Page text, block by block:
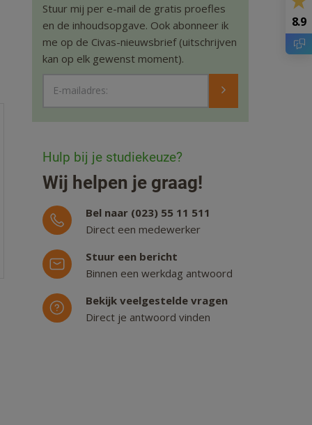
8.9
Stuur mij per e-mail de gratis proefles
en de inhoudsopgave. Ook abonneer ik
me op de Civas-nieuwsbrief (uitschrijven
kan op elk gewenst moment).
E-mailadres:
Hulp bij je studiekeuze?
Wij helpen je graag!
Bel naar (023) 55 11 511
Direct een medewerker
Stuur een bericht
Binnen een werkdag antwoord
Bekijk veelgestelde vragen
Direct je antwoord vinden